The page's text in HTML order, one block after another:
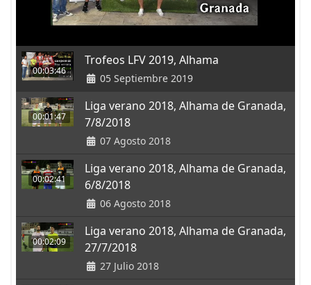
00:03:46
Trofeos LFV 2019, Alhama
05 Septiembre 2019
00:01:47
Liga verano 2018, Alhama de Granada,
7/8/2018
07 Agosto 2018
00:02:41
Liga verano 2018, Alhama de Granada,
6/8/2018
06 Agosto 2018
00:02:09
Liga verano 2018, Alhama de Granada,
27/7/2018
27 Julio 2018